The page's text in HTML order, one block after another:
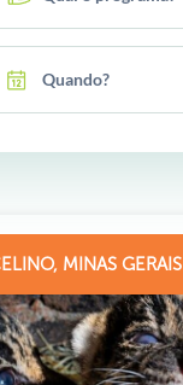
Quando?
MINAS GERAIS